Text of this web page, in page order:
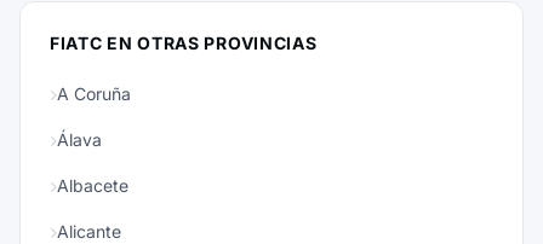
FIATC EN OTRAS PROVINCIAS
A Coruña
Álava
Albacete
Alicante